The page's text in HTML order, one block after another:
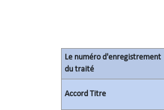
Le numéro d'enregistrement
du traité
Accord Titre